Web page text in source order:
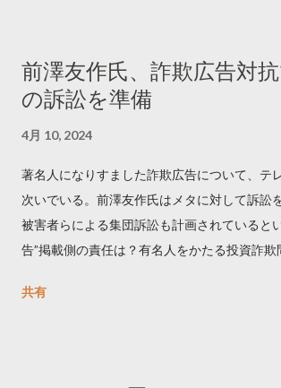
トするのか？ https://marketing.twitter.com/
前澤友作氏、詐欺広告対
の訴訟を準備
4月 10, 2024
著名人になりすました詐欺広告について、テ
次いでいる。前澤友作氏はメタに対して訴訟
被害者らによる集団訴訟も計画されていると
告”掲載側の責任は？有名人をかたる投資詐
https://newsdig.tbs.co.jp/articles/-/1091835
共有